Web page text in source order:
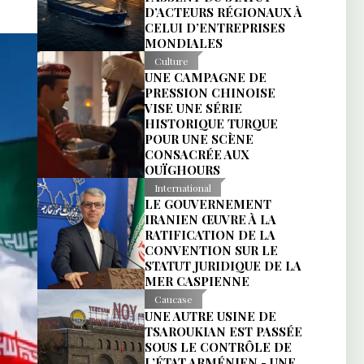
D’ACTEURS RÉGIONAUX À
CELUI D’ENTREPRISES
MONDIALES
Culture
UNE CAMPAGNE DE
PRESSION CHINOISE
VISE UNE SÉRIE
HISTORIQUE TURQUE
POUR UNE SCÈNE
CONSACRÉE AUX
OUÏGHOURS
International
LE GOUVERNEMENT
IRANIEN ŒUVRE À LA
RATIFICATION DE LA
CONVENTION SUR LE
STATUT JURIDIQUE DE LA
MER CASPIENNE
Caucase
UNE AUTRE USINE DE
TSAROUKIAN EST PASSÉE
SOUS LE CONTRÔLE DE